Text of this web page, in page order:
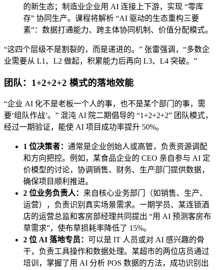
的新生态；制造业企业用 AI 连接上下游，实现 “零库
存” 协同生产。课程将解析 “AI 驱动的生态重构三要
素”：数据打通能力、跨主体协同机制、价值分配模式。
“这四个层级不是割裂的，而是递进的。” 张雷强调，“多数企
业需要从 L1、L2 做起，积累能力后再向 L3、L4 突破。”
团队：1+2+2+2 模式的落地效能
“企业 AI 化不是老板一个人的事，也不是某个部门的事，需
要‘组队作战’。” 混沌 AI 院二期倡导的 “1+2+2+2” 团队模式，
经过一期验证，能使 AI 项目成功率提升 50%。
1 位决策者： 通常是企业创始人或高管，负责资源调配
和方向把控。例如，某食品企业的 CEO 亲自参与 AI 定
价模型的讨论，协调销售、财务、生产部门提供数据，
确保项目顺利推进。
2 位业务负责人： 来自核心业务部门（如销售、生产、
运营），负责识别真实场景需求。一期学员、某连锁酒
店的运营总监和客房部经理共同提出 “用 AI 预测客房布
草需求”，使布草损耗率降低了 15%。
2 位 AI 落地专员： 可以是 IT 人员或对 AI 感兴趣的骨
干，负责工具操作和数据处理。某超市的两位店员通过
培训，掌握了用 AI 分析 POS 数据的方法，成功识别出